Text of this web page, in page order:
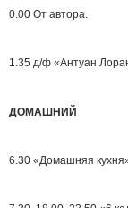
0.00 От автора.
1.35 д/ф «Антуан
ДОМАШНИЙ
6.30 «Домашняя